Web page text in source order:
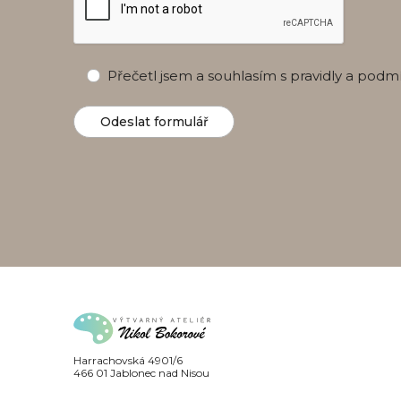
Přečetl jsem a souhlasím s pravidly a
Harrachovská 4901/6
466 01 Jablonec nad Nisou